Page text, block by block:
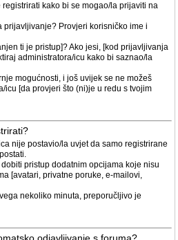
registrirati kako bi se mogao/la prijaviti na
prijavljivanje? Provjeri korisničko ime i
ti je pristup]? Ako jesi, [kod prijavljivanja
administratora/icu kako bi saznao/la
mogućnosti, i još uvijek se ne možeš
icu [da provjeri što (ni)je u redu s tvojim
nije postavio/la uvjet da samo registrirane
pristup dodatnim opcijama koje nisu
[avatari, privatne poruke, e-mailovi,
nekoliko minuta, preporučljivo je